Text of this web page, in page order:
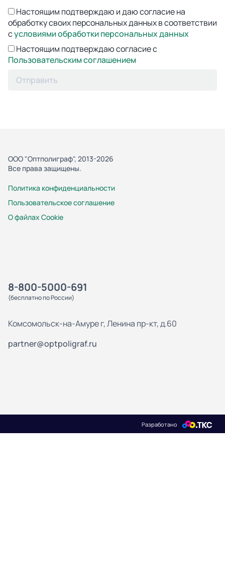
Настоящим подтверждаю и даю согласие на
обработку своих персональных данных в соответствии
сусловиями обработки персональных данных
Настоящим подтверждаю согласие с
Пользовательским соглашением
Отправить
ООО "Оптполиграф", 2013-2026
Все права защищены.
Политика конфиденциальности
Пользовательское соглашение
О файлах Cookie
8-800-5000-691
(бесплатно по России)
Комсомольск-на-Амуре г, Ленина пр-кт, д.60
partner@optpoligraf.ru
Разработано